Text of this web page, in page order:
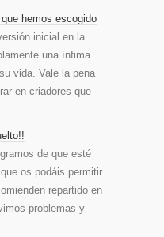
hemos escogido
inicial en la
una ínfima
vida. Vale la pena
en criadores que
de que esté
os podáis permitir
repartido en
problemas y